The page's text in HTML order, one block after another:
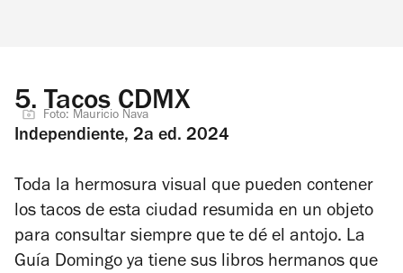
5. Tacos CDMX
Foto: Mauricio Nava
Independiente, 2a ed. 2024
Toda la hermosura visual que pueden contener
los tacos de esta ciudad resumida en un objeto
para consultar siempre que te dé el antojo. La
Guía Domingo ya tiene sus libros hermanos que